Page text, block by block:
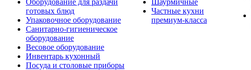
Оборудование для раздачи
готовых блюд
Упаковочное оборудование
Санитарно-гигиеническое
оборудование
Весовое оборудование
Инвентарь кухонный
Посуда и столовые приборы
Шаурмичные
Частные кухни
премиум-класса